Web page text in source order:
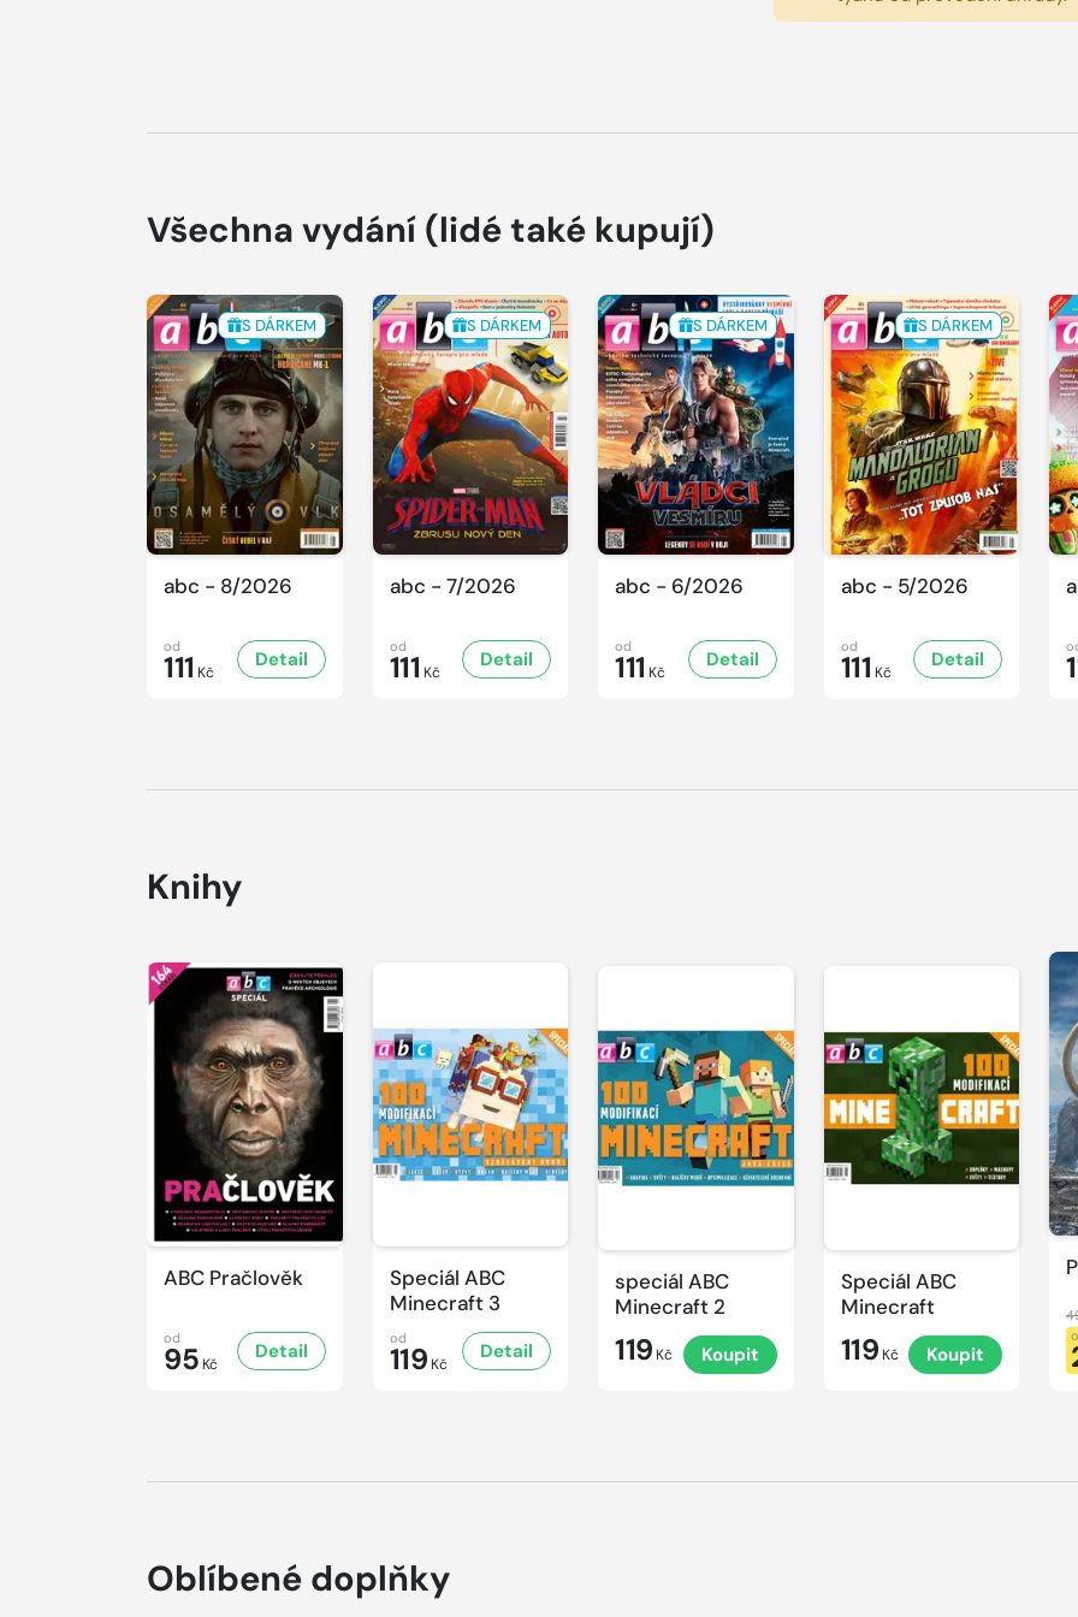
Všechna vydání (lidé také kupují)
S DÁRKEM
abc - 8/2026
od
111 Kč
Detail
S DÁRKEM
abc - 7/2026
od
111 Kč
Detail
S DÁRKEM
abc - 6/2026
od
111 Kč
Detail
S DÁRKEM
abc - 5/2026
od
111 Kč
Detail
Knihy
ABC Pračlověk
od
95 Kč
Detail
Speciál ABC
Minecraft 3
od
119 Kč
Detail
speciál ABC
Minecraft 2
119 Kč Koupit
Speciál ABC
Minecraft
119 Kč Koupit
Oblíbené doplňky